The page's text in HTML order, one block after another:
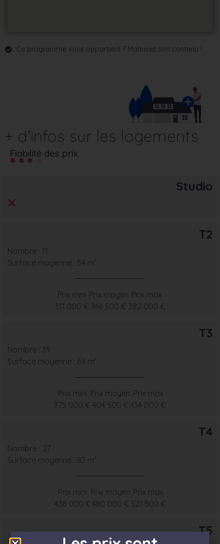
Ce programme vous appartient ? Maîtrisez son contenu !
+ d'infos sur les logements
Fiabilité des prix
Studio
T2
Nombre : 11
Surface moyenne : 54 m²
Prix mini
311 000 €
Prix moyen
346 500 €
Prix max
382 000 €
T3
Nombre : 39
Surface moyenne : 69 m²
Prix mini
375 000 €
Prix moyen
404 500 €
Prix max
434 000 €
T4
Nombre : 27
Surface moyenne : 83 m²
Prix mini
438 000 €
Prix moyen
480 000 €
Prix max
521 500 €
T5